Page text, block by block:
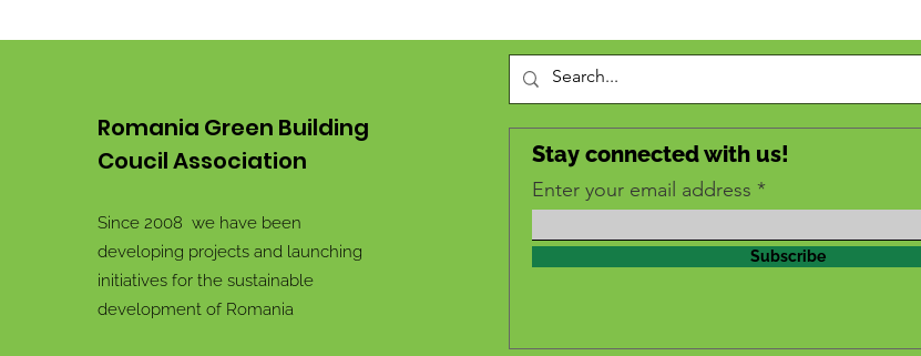
Romania Green Building
Coucil Association
Since 2008 we have been
developing projects and launching
initiatives for the sustainable
development of Romania
Stay connected with us!
Enter your email address
Subscribe